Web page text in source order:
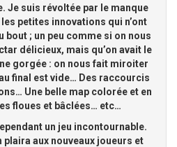
Je suis révoltée par le manque
petites innovations qui n’ont
bout ; un peu comme si on nous
délicieux, mais qu’on avait le
gorgée : on nous fait miroiter
final est vide… Des raccourcis
Une belle map colorée et en
floues et bâclées… etc…
un jeu incontournable.
aux nouveaux joueurs et